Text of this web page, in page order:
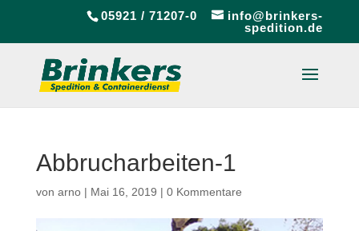
05921 / 71207-0
info@brinkers-
spedition.de
Abbrucharbeiten-1
von arno| Mai 16, 2019 | 0 Kommentare